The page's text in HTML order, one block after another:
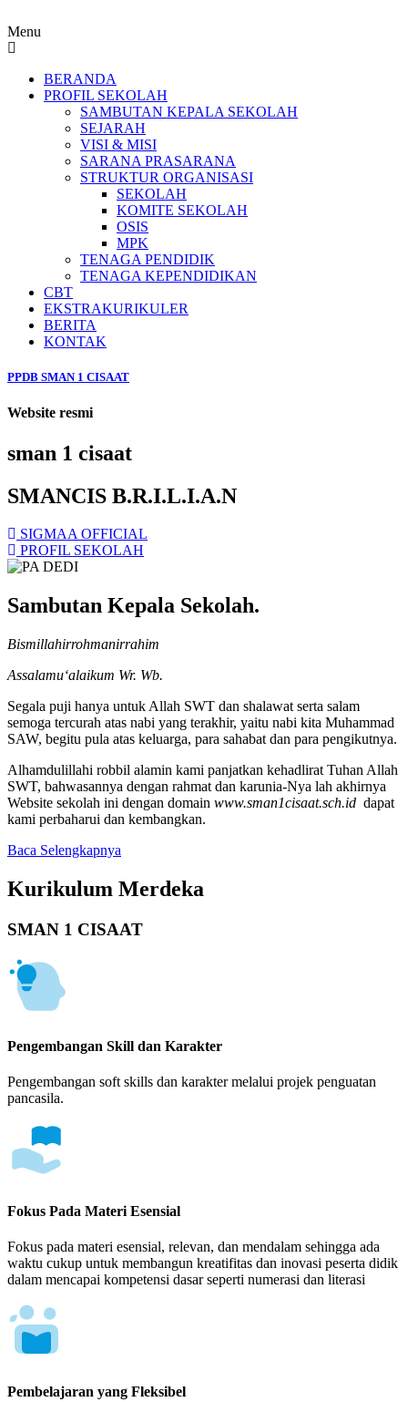
Menu
BERANDA
PROFIL SEKOLAH
SAMBUTAN KEPALA SEKOLAH
SEJARAH
VISI & MISI
SARANA PRASARANA
STRUKTUR ORGANISASI
SEKOLAH
KOMITE SEKOLAH
OSIS
MPK
TENAGA PENDIDIK
TENAGA KEPENDIDIKAN
CBT
EKSTRAKURIKULER
BERITA
KONTAK
PPDB SMAN 1 CISAAT
Website resmi
sman 1 cisaat
SMANCIS B.R.I.L.I.A.N
SIGMAA OFFICIAL
PROFIL SEKOLAH
Sambutan Kepala Sekolah.
Bismillahirrohmanirrahim
Assalamu‘alaikum Wr. Wb.
Segala puji hanya untuk Allah SWT dan shalawat serta salam
semoga tercurah atas nabi yang terakhir, yaitu nabi kita Muhammad
SAW, begitu pula atas keluarga, para sahabat dan para pengikutnya.
Alhamdulillahi robbil alamin kami panjatkan kehadlirat Tuhan Allah
SWT, bahwasannya dengan rahmat dan karunia-Nya lah akhirnya
Website sekolah ini dengan domain www.sman1cisaat.sch.id dapat
kami perbaharui dan kembangkan.
Baca Selengkapnya
Kurikulum Merdeka
SMAN 1 CISAAT
Pengembangan Skill dan Karakter
Pengembangan soft skills dan karakter melalui projek penguatan
pancasila.
Fokus Pada Materi Esensial
Fokus pada materi esensial, relevan, dan mendalam sehingga ada
waktu cukup untuk membangun kreatifitas dan inovasi peserta didik
dalam mencapai kompetensi dasar seperti numerasi dan literasi
Pembelajaran yang Fleksibel